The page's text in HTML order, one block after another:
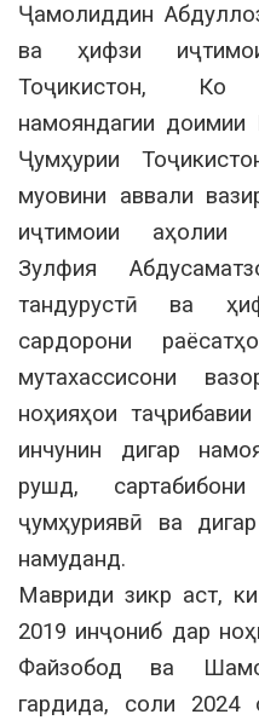
Ҷамолиддин
ва ҳифзи
Тоҷикистон, Ко
намояндагии
Ҷумҳурии
муовини аввали
иҷтимоии аҳолии
Зулфия
тандурустӣ ва
сардорони
мутахассисони
ноҳияҳои
инчунин дигар
рушд,
ҷумҳуриявӣ ва
намуданд.
Мавриди зикр аст,
2019 инҷониб дар
Файзобод ва
гардида, соли 2024